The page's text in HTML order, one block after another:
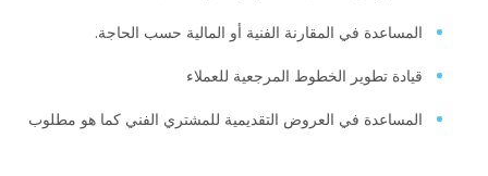
المساعدة في المقارنة الفنية أو المالية حسب الحاجة.
قيادة تطوير الخطوط المرجعية للعملاء
المساعدة في العروض التقديمية للمشتري الفني كما هو مطلوب